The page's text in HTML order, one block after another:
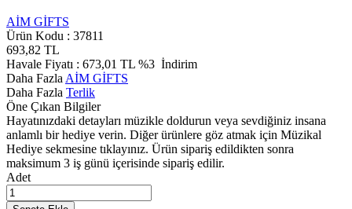
AİM GİFTS
Ürün Kodu : 37811
693,82 TL
Havale Fiyatı : 673,01 TL %3 İndirim
Daha Fazla AİM GİFTS
Daha Fazla Terlik
Öne Çıkan Bilgiler
Hayatınızdaki detayları müzikle doldurun veya sevdiğiniz insana
anlamlı bir hediye verin. Diğer ürünlere göz atmak için Müzikal
Hediye sekmesine tıklayınız. Ürün sipariş edildikten sonra
maksimum 3 iş günü içerisinde sipariş edilir.
Adet